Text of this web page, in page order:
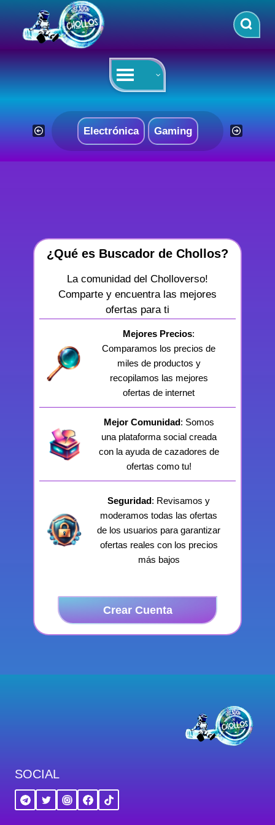
contenido
Electrónica Gaming
¿Qué es Buscador de Chollos?
La comunidad del Cholloverso!
Comparte y encuentra las mejores
ofertas para ti
Mejores Precios:
Comparamos los precios de
miles de productos y
recopilamos las mejores
ofertas de internet
Mejor Comunidad: Somos
una plataforma social creada
con la ayuda de cazadores de
ofertas como tu!
Seguridad: Revisamos y
moderamos todas las ofertas
de los usuarios para garantizar
ofertas reales con los precios
más bajos
Crear Cuenta
SOCIAL